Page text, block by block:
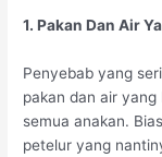
1. Pakan Dan Air
Penyebab yang
pakan dan air
semua anakan.
petelur yang